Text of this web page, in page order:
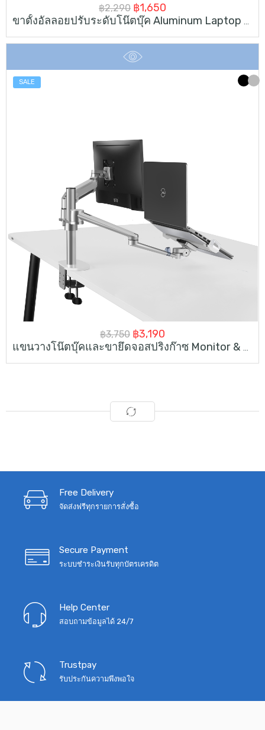
฿2,290 Original
price
was:
฿2,290.
฿1,650
price
is:
ขาตั้งอัลลอยปรับระดับโน๊ตบุ๊ค Aluminum Laptop Stand
SALE
฿3,750 Original
price
฿3,190
price
แขนวางโน๊ตบุ๊คและขายึดจอสปริงก๊าซ Monitor & Laptop Desk Mount
Free Delivery
จัดส่งฟรีทุกรายการสั่งซื้อ
Secure Payment
ระบบชำระเงินรับทุกบัตรเครดิต
Help Center
สอบถามข้อมูลได้ 24/7
Trustpay
รับประกันความพึงพอใจ